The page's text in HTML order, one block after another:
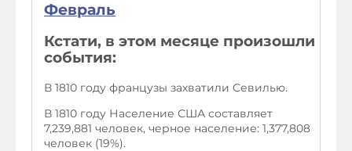
Февраль
Кстати, в этом месяце произошли
события:
В 1810 году французы захватили Севилью.
В 1810 году Население США составляет
7,239,881 человек, черное население: 1,377,808
человек (19%).